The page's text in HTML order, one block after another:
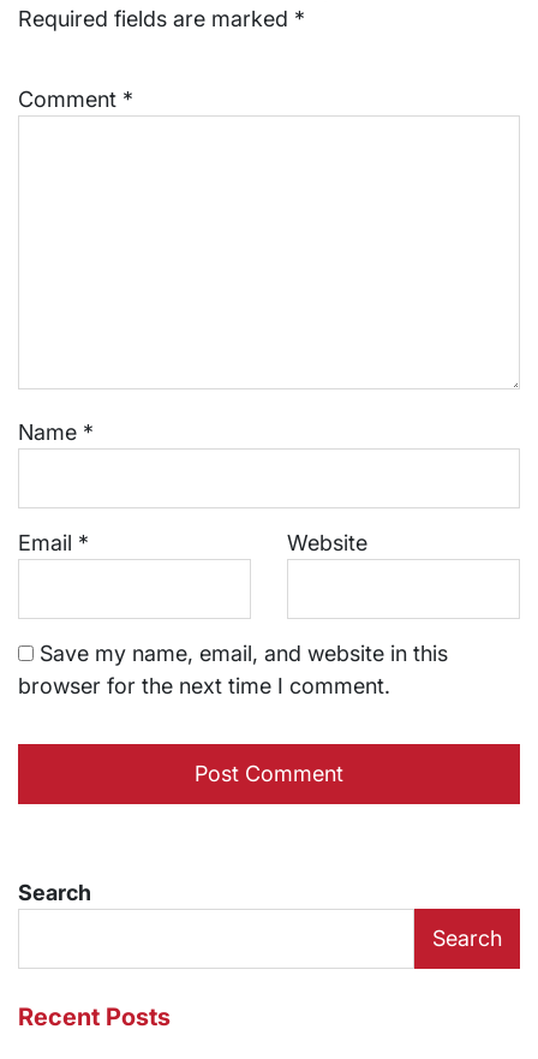
Required fields are marked *
Comment *
Name *
Email * Website
Save my name, email, and website in this
browser for the next time I comment.
Search
Search
Recent Posts